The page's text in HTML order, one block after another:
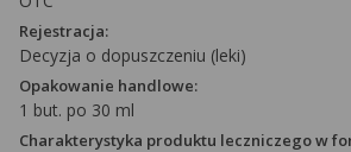
Rejestracja:
Decyzja o dopuszczeniu (leki)
Opakowanie handlowe:
1 but. po 30 ml
Charakterystyka produktu leczniczego w